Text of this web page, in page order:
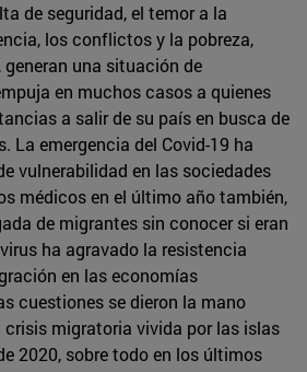
de seguridad, el temor a la
los conflictos y la pobreza,
una situación de
en muchos casos a quienes
a salir de su país en busca de
La emergencia del Covid-19 ha
vulnerabilidad en las sociedades
médicos en el último año también,
de migrantes sin conocer si eran
ha agravado la resistencia
en las economías
cuestiones se dieron la mano
crisis migratoria vivida por las islas
2020, sobre todo en los últimos